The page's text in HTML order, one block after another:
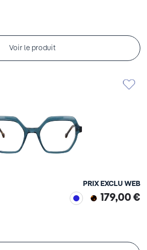
Voir le produit
PRIX EXCLU WEB
179,00 €